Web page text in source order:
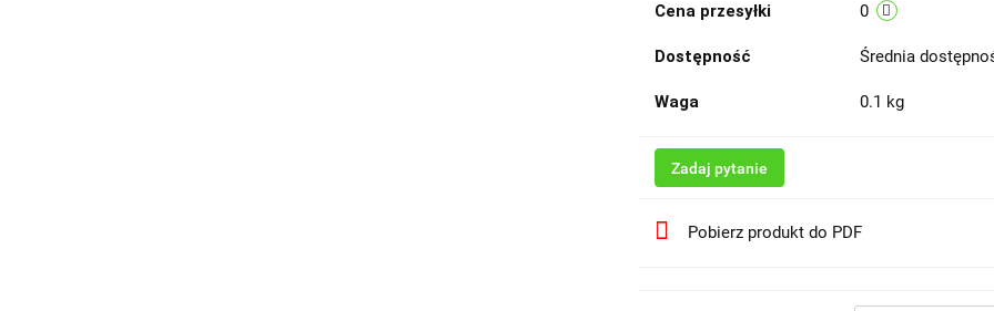
Cena przesyłki 0
Dostępność Średnia
Waga 0.1 kg
Zadaj pytanie
Pobierz produkt do PDF